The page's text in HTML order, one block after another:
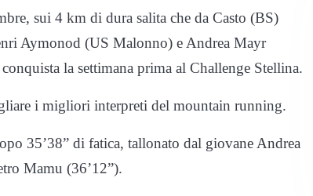
sui 4 km di dura salita che da Casto (BS)
Aymonod (US Malonno) e Andrea Mayr
la settimana prima al Challenge Stellina.
i migliori interpreti del mountain running.
35’38” di fatica, tallonato dal giovane Andrea
Mamu (36’12”).